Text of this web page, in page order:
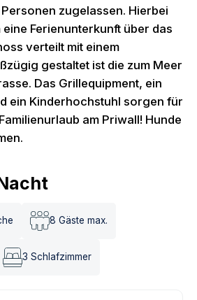
zugelassen. Hierbei
Ferienunterkunft über das
verteilt mit einem
gestaltet ist die zum Meer
Das Grillequipment, ein
ein Kinderhochstuhl sorgen für
am Priwall! Hunde
8 Gäste max.
3 Schlafzimmer